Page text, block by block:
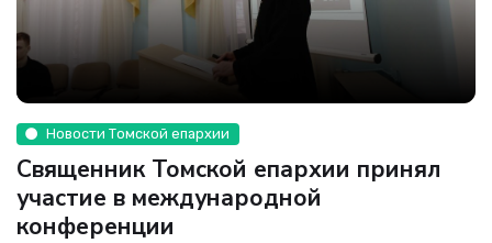
Новости Томской епархии
Священник Томской епархии принял
участие в международной
конференции